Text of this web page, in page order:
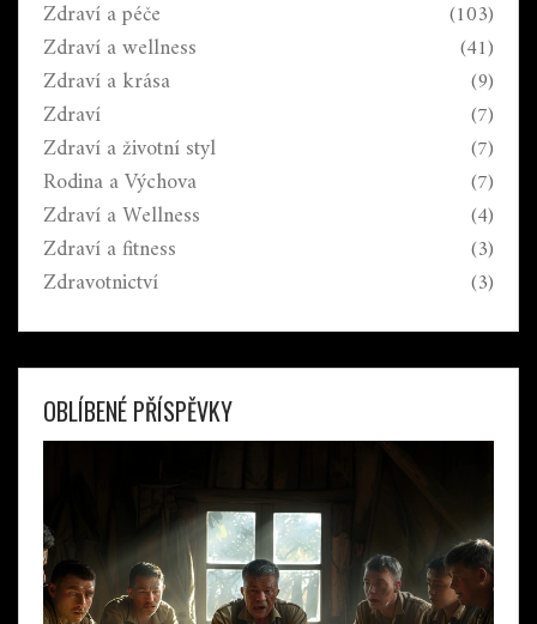
Zdraví a péče
(103)
Zdraví a wellness (41)
Zdraví a krása (9)
Zdraví (7)
Zdraví a životní styl (7)
Rodina a Výchova (7)
Zdraví a Wellness (4)
Zdraví a fitness (3)
Zdravotnictví (3)
OBLÍBENÉ PŘÍSPĚVKY